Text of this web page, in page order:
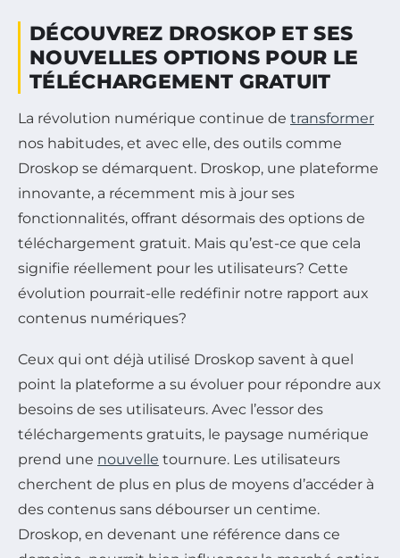
DÉCOUVREZ DROSKOP ET SES
NOUVELLES OPTIONS POUR LE
TÉLÉCHARGEMENT GRATUIT
La révolution numérique continue de transformer
nos habitudes, et avec elle, des outils comme
Droskop se démarquent. Droskop, une plateforme
innovante, a récemment mis à jour ses
fonctionnalités, offrant désormais des options de
téléchargement gratuit. Mais qu’est-ce que cela
signifie réellement pour les utilisateurs? Cette
évolution pourrait-elle redéfinir notre rapport aux
contenus numériques?
Ceux qui ont déjà utilisé Droskop savent à quel
point la plateforme a su évoluer pour répondre aux
besoins de ses utilisateurs. Avec l’essor des
téléchargements gratuits, le paysage numérique
prend une nouvelle tournure. Les utilisateurs
cherchent de plus en plus de moyens d’accéder à
des contenus sans débourser un centime.
Droskop, en devenant une référence dans ce